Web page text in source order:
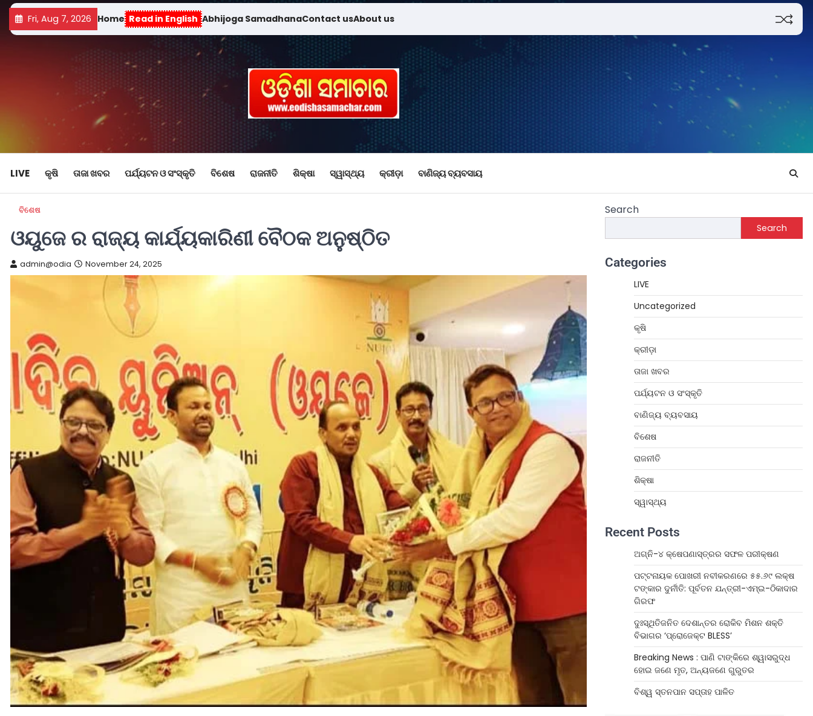
Fri, Aug 7, 2026 Home Read in English Abhijoga SamadhanaContact usAbout us
LIVE କୃଷି ତାଜା ଖବର ପର୍ଯ୍ୟଟନ ଓ ସଂସ୍କୃତି ବିଶେଷ ରାଜନୀତି ଶିକ୍ଷା ସ୍ୱାସ୍ଥ୍ୟ କ୍ରୀଡ଼ା ବାଣିଜ୍ୟ ବ୍ୟବସାୟ
ବିଶେଷ
ଓୟୁଜେ ର ରାଜ୍ୟ କାର୍ଯ୍ୟକାରିଣୀ ବୈଠକ ଅନୁଷ୍ଠିତ
admin@odia November 24, 2025
Search
Search
Categories
LIVE
Uncategorized
କୃଷି
କ୍ରୀଡ଼ା
ତାଜା ଖବର
ପର୍ଯ୍ୟଟନ ଓ ସଂସ୍କୃତି
ବାଣିଜ୍ୟ ବ୍ୟବସାୟ
ବିଶେଷ
ରାଜନୀତି
ଶିକ୍ଷା
ସ୍ୱାସ୍ଥ୍ୟ
Recent Posts
ଅଗ୍ନି-୪ କ୍ଷେପଣାସ୍ତ୍ରର ସଫଳ ପରୀକ୍ଷଣ
ପଟ୍ଟନାୟକ ପୋଖରୀ ନବୀକରଣରେ ୫୫.୬୯ ଲକ୍ଷ
ଟଙ୍କାର ଦୁର୍ନୀତି: ପୂର୍ବତନ ଯନ୍ତ୍ରୀ-ଏମ୍‌ଇ-ଠିକାଦାର
ଗିରଫ
ଦୁଃସ୍ଥିତିଜନିତ ଦେଶାନ୍ତର ରୋକିବ ମିଶନ ଶକ୍ତି
ବିଭାଗର ‘ପ୍ରୋଜେକ୍ଟ BLESS’
Breaking News : ପାଣି ଟାଙ୍କିରେ ଶ୍ୱାସରୁଦ୍ଧ
ହୋଇ ଜଣେ ମୃତ, ଅନ୍ୟଜଣେ ଗୁରୁତର
ବିଶ୍ୱ ସ୍ତନପାନ ସପ୍ତାହ ପାଳିତ